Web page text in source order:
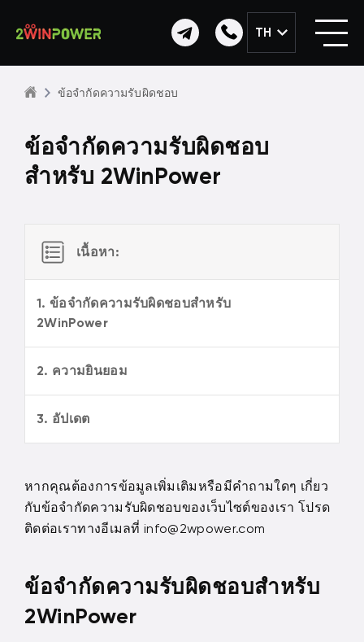
TH
ข้อจำกัดความรับผิดชอบ
ข้อจำกัดความรับผิดชอบ
สำหรับ 2WinPower
เนื้อหา:
1. ข้อจำกัดความรับผิดชอบสำหรับ
2WinPower
2. ความยินยอม
3. อัปเดต
หากคุณต้องการข้อมูลเพิ่มเติมหรือมีคำถามใดๆ เกี่ยว
กับข้อจำกัดความรับผิดชอบของเว็บไซต์ของเรา โปรด
ติดต่อเราทางอีเมลที่ info@2wpower.com
ข้อจำกัดความรับผิดชอบสำหรับ
2WinPower